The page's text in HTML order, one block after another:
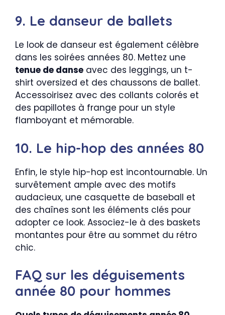
9. Le danseur de ballets
Le look de danseur est également célèbre
dans les soirées années 80. Mettez une
tenue de danse avec des leggings, un t-
shirt oversized et des chaussons de ballet.
Accessoirisez avec des collants colorés et
des papillotes à frange pour un style
flamboyant et mémorable.
10. Le hip-hop des années 80
Enfin, le style hip-hop est incontournable. Un
survêtement ample avec des motifs
audacieux, une casquette de baseball et
des chaînes sont les éléments clés pour
adopter ce look. Associez-le à des baskets
montantes pour être au sommet du rétro
chic.
FAQ sur les déguisements
année 80 pour hommes